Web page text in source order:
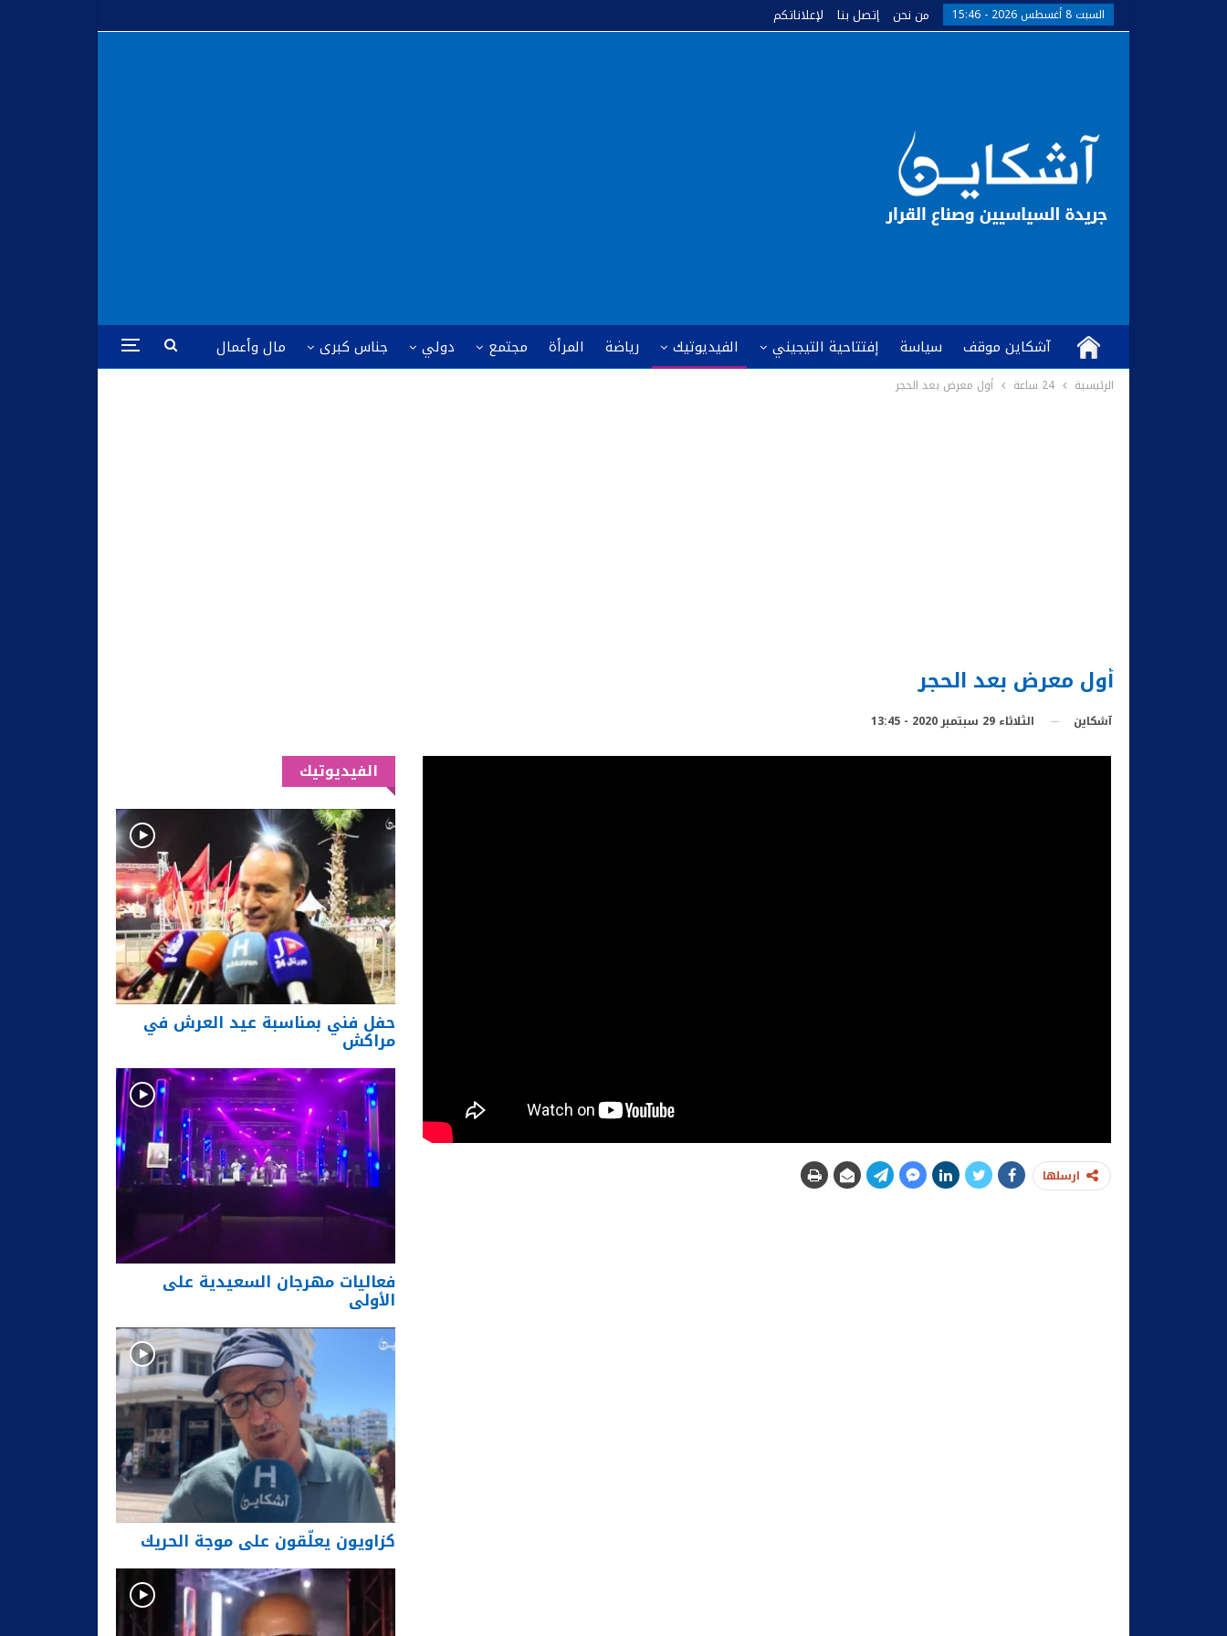
السبت 8 أغسطس 2026 - 15:46 من نحن إتصل بنا لإعلاناتكم
آشكاين موقف سياسة إفتتاحية التيجيني الفيديوتيك رياضة المرأة مجتمع دولي جناس كبرى
مال وأعمال
كُتّاب وآراء
آشكاين TV الرئيسية 24 ساعة أول معرض بعد الحجر
أول معرض بعد الحجر
آشكاين الثلاثاء 29 سبتمبر 2020 - 13:45
ارسلها
الفيديوتيك
حفل فني بمناسبة عيد العرش في
مراكش
فعاليات مهرجان السعيدية على
الأولى
كزاويون يعلّقون على موجة الحريك